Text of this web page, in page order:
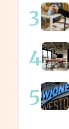
3
4
5